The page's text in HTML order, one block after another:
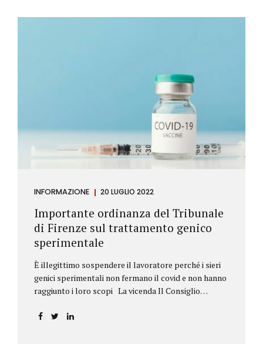
Investitore: è colui che decide di investire il proprio
loro investimenti, mentre gli speculatori cercano...
INFORMAZIONE 20 LUGLIO 2022
Importante ordinanza del Tribunale
di Firenze sul trattamento genico
sperimentale
È illegittimo sospendere il lavoratore perché i sieri
genici sperimentali non fermano il covid e non hanno
raggiunto i loro scopi La vicenda Il Consiglio
alla sospensione di una propria iscritta, a causa del